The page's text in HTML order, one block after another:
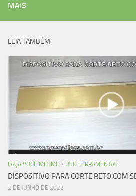
MAIS
LEIA TAMBÉM:
FAÇA VOCÊ MESMO / USO FERRAMENTAS
DISPOSITIVO PARA CORTE RETO COM
2 DE JUNHO DE 2022